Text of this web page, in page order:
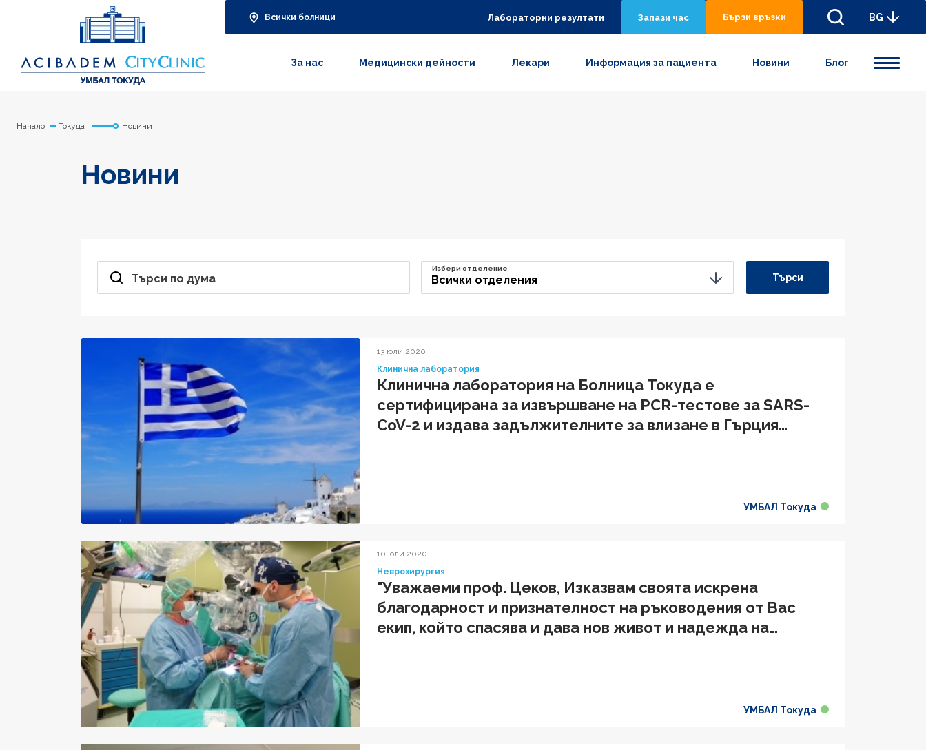
Всички болници Лабораторни резултати Запази час Бързи връзки BG
За нас Медицински дейности Лекари Информация за пациента Новини Блог
Начало Токуда Новини
Новини
Търси по дума Всички отделения
Избери отделение
Търси
13 юли 2020
Клинична лаборатория
Клинична лаборатория на Болница Токуда е
сертифицирана за извършване на PCR-тестове за SARS-
CoV-2 и издава задължителните за влизане в Гърция
УМБАЛ Токуда
10 юли 2020
Неврохирургия
"Уважаеми проф. Цеков, Изказвам своята искрена
благодарност и признателност на ръководения от Вас
екип, който спасява и дава нов живот и надежда на
УМБАЛ Токуда